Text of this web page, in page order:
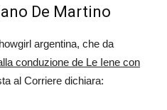
De Martino
argentina, che da
conduzione de Le Iene con
al Corriere dichiara: